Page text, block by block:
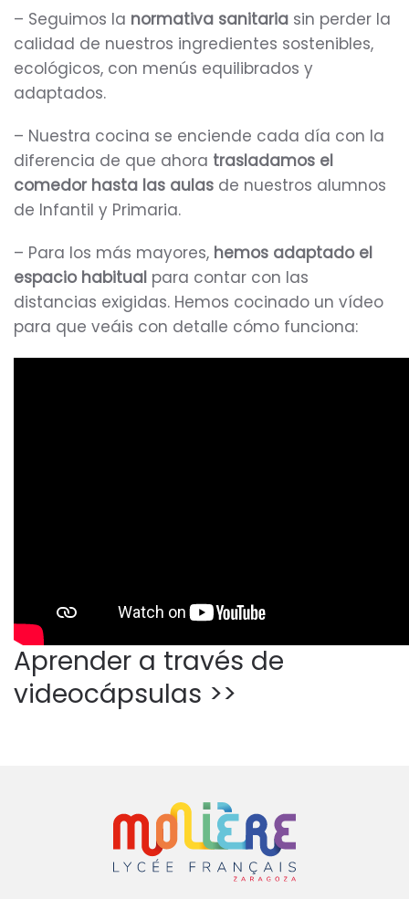
– Seguimos la normativa sanitaria sin perder la
calidad de nuestros ingredientes sostenibles,
ecológicos, con menús equilibrados y
adaptados.
– Nuestra cocina se enciende cada día con la
diferencia de que ahora trasladamos el
comedor hasta las aulas de nuestros alumnos
de Infantil y Primaria.
– Para los más mayores, hemos adaptado el
espacio habitual para contar con las
distancias exigidas. Hemos cocinado un vídeo
para que veáis con detalle cómo funciona:
Aprender a través de
videocápsulas >>